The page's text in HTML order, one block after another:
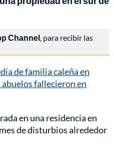
Channel, para recibir las
de familia caleña en
fallecieron en
en una residencia en
de disturbios alrededor